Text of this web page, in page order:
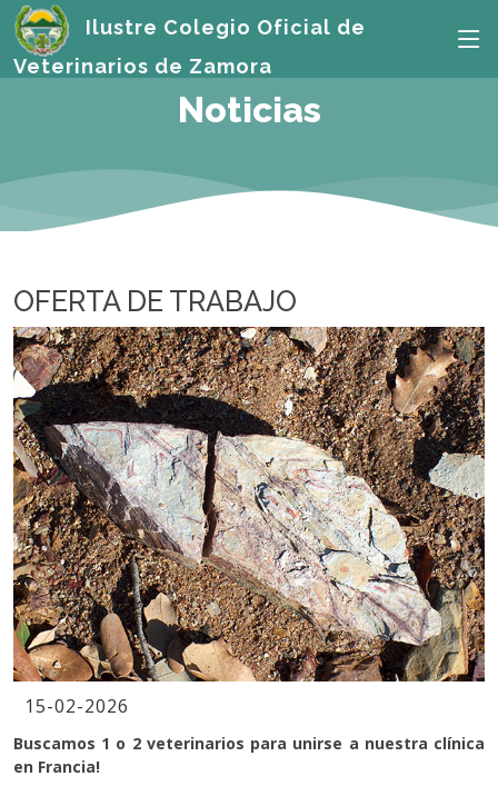
Ilustre Colegio Oficial de
Veterinarios de Zamora
Noticias
OFERTA DE TRABAJO
15-02-2026
Buscamos 1 o 2 veterinarios para unirse a nuestra clínica
en Francia!